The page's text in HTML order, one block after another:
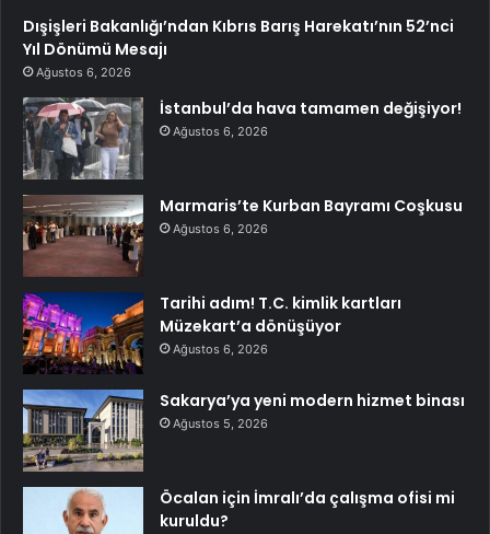
Dışişleri Bakanlığı’ndan Kıbrıs Barış Harekatı’nın 52’nci
Yıl Dönümü Mesajı
Ağustos 6, 2026
İstanbul’da hava tamamen değişiyor!
Ağustos 6, 2026
Marmaris’te Kurban Bayramı Coşkusu
Ağustos 6, 2026
Tarihi adım! T.C. kimlik kartları
Müzekart’a dönüşüyor
Ağustos 6, 2026
Sakarya’ya yeni modern hizmet binası
Ağustos 5, 2026
Öcalan için İmralı’da çalışma ofisi mi
kuruldu?